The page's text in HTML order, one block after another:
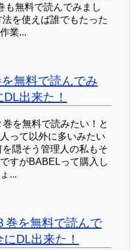
も無料で読んでみまし
を使えば誰でもたった
業...
無料で読んでみ
出来た！
を無料で読みたい！と
って以外に多いみたい
を隠そう管理人の私もそ
すがBABELって購入し
...
巻を無料で読んで
DL出来た！